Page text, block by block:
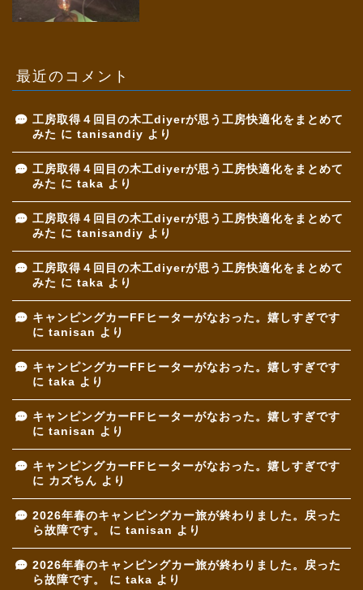
最近のコメント
工房取得４回目の木工diyerが思う工房快適化をまとめて
みた に tanisandiy より
工房取得４回目の木工diyerが思う工房快適化をまとめて
みた に taka より
工房取得４回目の木工diyerが思う工房快適化をまとめて
みた に tanisandiy より
工房取得４回目の木工diyerが思う工房快適化をまとめて
みた に taka より
キャンピングカーFFヒーターがなおった。嬉しすぎです
に tanisan より
キャンピングカーFFヒーターがなおった。嬉しすぎです
に taka より
キャンピングカーFFヒーターがなおった。嬉しすぎです
に tanisan より
キャンピングカーFFヒーターがなおった。嬉しすぎです
に カズちん より
2026年春のキャンピングカー旅が終わりました。戻った
ら故障です。
に tanisan より
2026年春のキャンピングカー旅が終わりました。戻った
ら故障です。
に taka より